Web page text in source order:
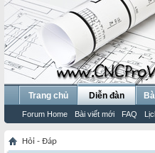
Trang chủ Diễn đàn
Forum Home Bài viết mới FAQ
Hỏi - Đáp